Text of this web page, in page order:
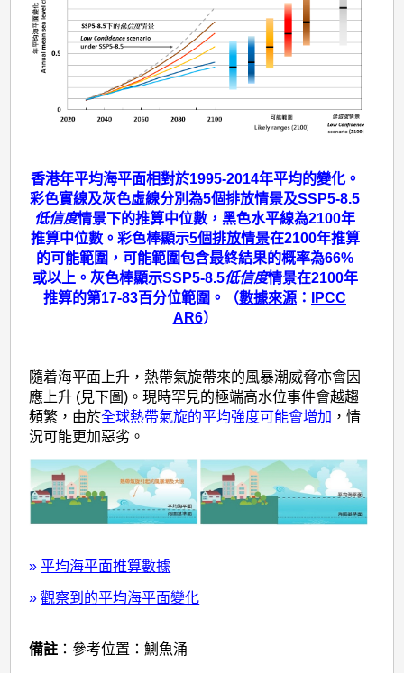
香港年平均海平面相對於1995-2014年平均的變化。
彩色實線及灰色虛線分別為5個排放情景及SSP5-8.5
低信度情景下的推算中位數，黑色水平線為2100年
推算中位數。彩色棒顯示5個排放情景在2100年推算
的可能範圍，可能範圍包含最終結果的概率為66%
或以上。灰色棒顯示SSP5-8.5低信度情景在2100年
推算的第17-83百分位範圍。（數據來源 ：
IPCC
AR6）
隨着海平面上升，熱帶氣旋帶來的風暴潮威脅亦會因
應上升 (見下圖)。現時罕見的極端高水位事件會越趨
頻繁，由於全球熱帶氣旋的平均強度可能會增加 ，情
況可能更加惡劣。
» 平均海平面推算數據
» 觀察到的平均海平面變化
備註 ：參考位置：鰂魚涌